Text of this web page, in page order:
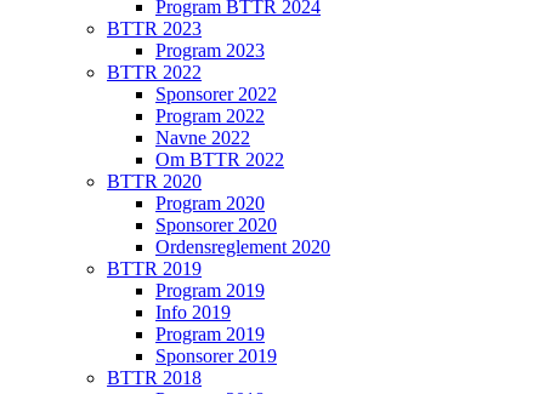
Program BTTR 2024
BTTR 2023
Program 2023
BTTR 2022
Sponsorer 2022
Program 2022
Navne 2022
Om BTTR 2022
BTTR 2020
Program 2020
Sponsorer 2020
Ordensreglement 2020
BTTR 2019
Program 2019
Info 2019
Program 2019
Sponsorer 2019
BTTR 2018